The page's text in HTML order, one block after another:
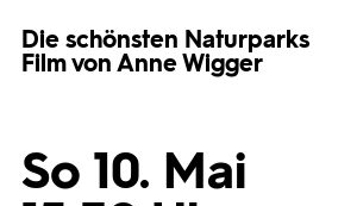
Trailer
Die schönsten Naturparks
Film von Anne Wigger
So 10. Mai